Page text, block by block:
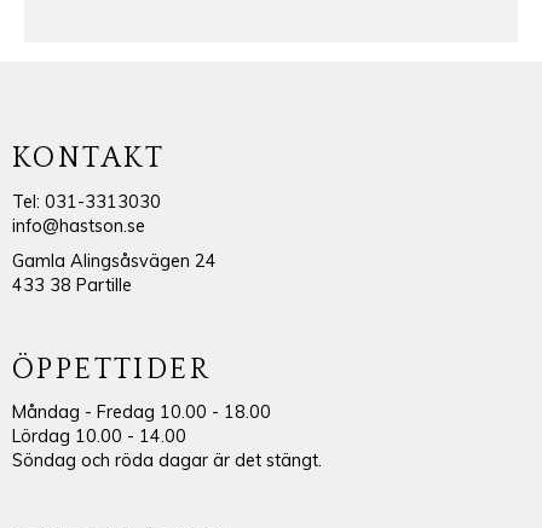
KONTAKT
Tel: 031-3313030
info@hastson.se
Gamla Alingsåsvägen 24
433 38 Partille
ÖPPETTIDER
Måndag - Fredag 10.00 - 18.00
Lördag 10.00 - 14.00
Söndag och röda dagar är det stängt.